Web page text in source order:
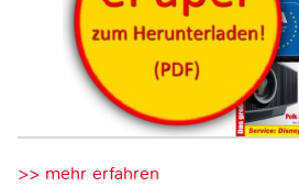
>> mehr erfahren